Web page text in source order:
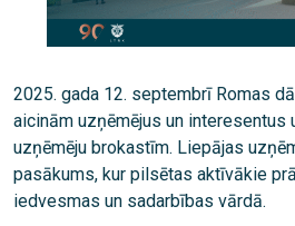
2025. gada 12. septembrī Romas
aicinām uzņēmējus un interesentus
uzņēmēju brokastīm. Liepājas
pasākums, kur pilsētas aktīvākie
iedvesmas un sadarbības vārdā.